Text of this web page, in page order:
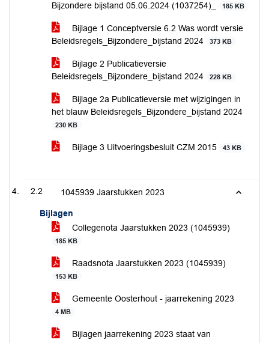
Bijzondere bijstand 05.06.2024 (1037254)_
185 KB
Bijlage 1 Conceptversie 6.2 Was wordt versie
Beleidsregels_Bijzondere_bijstand 2024
373 KB
Bijlage 2 Publicatieversie
Beleidsregels_Bijzondere_bijstand 2024
228 KB
Bijlage 2a Publicatieversie met wijzigingen in
het blauw Beleidsregels_Bijzondere_bijstand 2024
230 KB
Bijlage 3 Uitvoeringsbesluit CZM 2015 43 KB
2.2 1045939 Jaarstukken 2023
Bijlagen
Collegenota Jaarstukken 2023 (1045939)
185 KB
Raadsnota Jaarstukken 2023 (1045939)
153 KB
Gemeente Oosterhout - jaarrekening 2023
4 MB
Bijlagen jaarrekening 2023 staat van